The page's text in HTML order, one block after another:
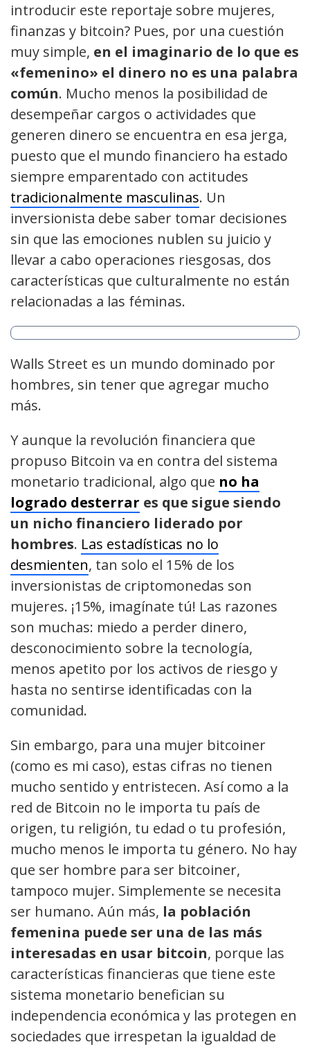
introducir este reportaje sobre mujeres,
finanzas y bitcoin? Pues, por una cuestión
muy simple, en el imaginario de lo que es
«femenino» el dinero no es una palabra
común. Mucho menos la posibilidad de
desempeñar cargos o actividades que
generen dinero se encuentra en esa jerga,
puesto que el mundo financiero ha estado
siempre emparentado con actitudes
tradicionalmente masculinas. Un
inversionista debe saber tomar decisiones
sin que las emociones nublen su juicio y
llevar a cabo operaciones riesgosas, dos
características que culturalmente no están
relacionadas a las féminas.
Walls Street es un mundo dominado por
hombres, sin tener que agregar mucho
más.
Y aunque la revolución financiera que
propuso Bitcoin va en contra del sistema
monetario tradicional, algo que no ha
logrado desterrar es que sigue siendo
un nicho financiero liderado por
hombres. Las estadísticas no lo
desmienten, tan solo el 15% de los
inversionistas de criptomonedas son
mujeres. ¡15%, imagínate tú! Las razones
son muchas: miedo a perder dinero,
desconocimiento sobre la tecnología,
menos apetito por los activos de riesgo y
hasta no sentirse identificadas con la
comunidad.
Sin embargo, para una mujer bitcoiner
(como es mi caso), estas cifras no tienen
mucho sentido y entristecen. Así como a la
red de Bitcoin no le importa tu país de
origen, tu religión, tu edad o tu profesión,
mucho menos le importa tu género. No hay
que ser hombre para ser bitcoiner,
tampoco mujer. Simplemente se necesita
ser humano. Aún más, la población
femenina puede ser una de las más
interesadas en usar bitcoin, porque las
características financieras que tiene este
sistema monetario benefician su
independencia económica y las protegen en
sociedades que irrespetan la igualdad de